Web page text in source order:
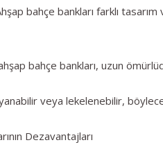
bahçe bankları farklı
bahçe bankları, uzun
veya lekelenebilir,
Dezavantajları